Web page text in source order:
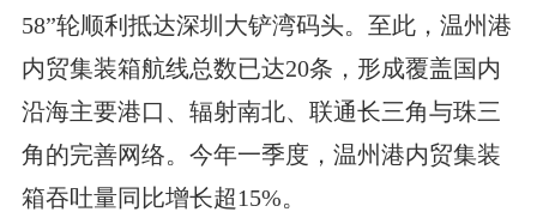
58”轮顺利抵达深圳大铲湾码头。至此，温州港
内贸集装箱航线总数已达20条，形成覆盖国内
沿海主要港口、辐射南北、联通长三角与珠三
角的完善网络。今年一季度，温州港内贸集装
箱吞吐量同比增长超15%。